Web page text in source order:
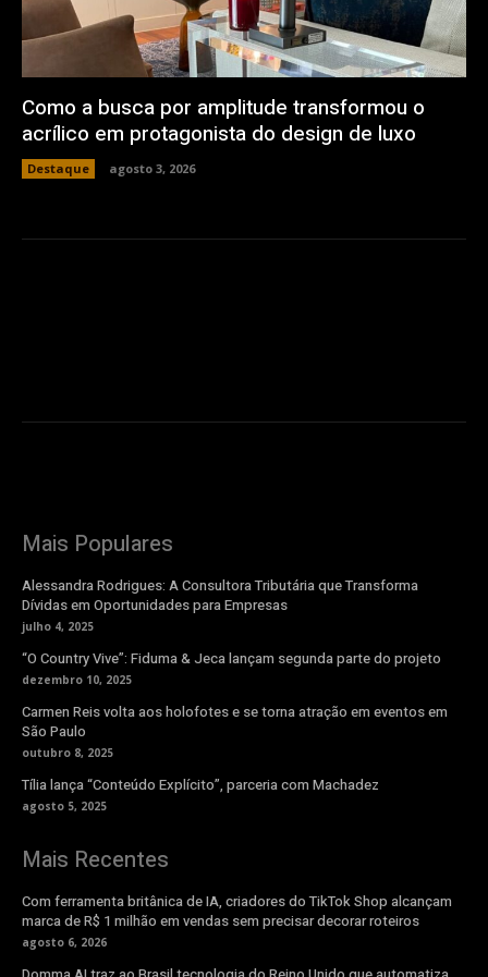
Como a busca por amplitude transformou o
acrílico em protagonista do design de luxo
Destaque agosto 3, 2026
Mais Populares
Alessandra Rodrigues: A Consultora Tributária que Transforma
Dívidas em Oportunidades para Empresas
julho 4, 2025
“O Country Vive”: Fiduma & Jeca lançam segunda parte do projeto
dezembro 10, 2025
Carmen Reis volta aos holofotes e se torna atração em eventos em
São Paulo
outubro 8, 2025
Tília lança “Conteúdo Explícito”, parceria com Machadez
agosto 5, 2025
Mais Recentes
Com ferramenta britânica de IA, criadores do TikTok Shop alcançam
marca de R$ 1 milhão em vendas sem precisar decorar roteiros
agosto 6, 2026